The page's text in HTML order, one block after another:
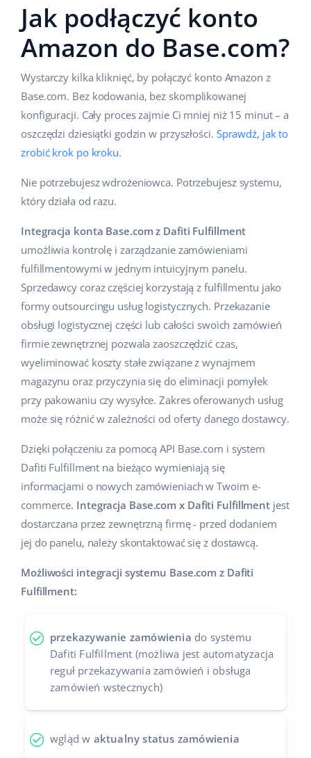
Jak podłączyć konto
Amazon do Base.com?
Wystarczy kilka kliknięć, by połączyć konto Amazon z
Base.com. Bez kodowania, bez skomplikowanej
konfiguracji. Cały proces zajmie Ci mniej niż 15 minut – a
oszczędzi dziesiątki godzin w przyszłości. Sprawdź, jak to
zrobić krok po kroku.
Nie potrzebujesz wdrożeniowca. Potrzebujesz systemu,
który działa od razu.
Integracja konta Base.com z Dafiti Fulfillment
umożliwia kontrolę i zarządzanie zamówieniami
fulfillmentowymi w jednym intuicyjnym panelu.
Sprzedawcy coraz częściej korzystają z fulfillmentu jako
formy outsourcingu usług logistycznych. Przekazanie
obsługi logistycznej części lub całości swoich zamówień
firmie zewnętrznej pozwala zaoszczędzić czas,
wyeliminować koszty stałe związane z wynajmem
magazynu oraz przyczynia się do eliminacji pomyłek
przy pakowaniu czy wysyłce. Zakres oferowanych usług
może się różnić w zależności od oferty danego dostawcy.
Dzięki połączeniu za pomocą API Base.com i system
Dafiti Fulfillment na bieżąco wymieniają się
informacjami o nowych zamówieniach w Twoim e-
commerce. Integracja Base.com x Dafiti Fulfillment jest
dostarczana przez zewnętrzną firmę - przed dodaniem
jej do panelu, należy skontaktować się z dostawcą.
Możliwości integracji systemu Base.com z Dafiti
Fulfillment:
przekazywanie zamówienia do systemu
Dafiti Fulfillment (możliwa jest automatyzacja
reguł przekazywania zamówień i obsługa
zamówień wstecznych)
wgląd w aktualny status zamówienia